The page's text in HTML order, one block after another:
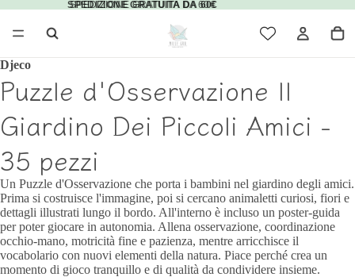
SPEDIZIONE GRATUITA DA 60€
SPEDIZIONE GRATUITA DA 60€
Djeco
Puzzle d'Osservazione Il
Giardino Dei Piccoli Amici -
35 pezzi
Un Puzzle d'Osservazione che porta i bambini nel giardino degli amici.
Prima si costruisce l'immagine, poi si cercano animaletti curiosi, fiori e
dettagli illustrati lungo il bordo. All'interno è incluso un poster-guida
per poter giocare in autonomia. Allena osservazione, coordinazione
occhio‑mano, motricità fine e pazienza, mentre arricchisce il
vocabolario con nuovi elementi della natura. Piace perché crea un
momento di gioco tranquillo e di qualità da condividere insieme.